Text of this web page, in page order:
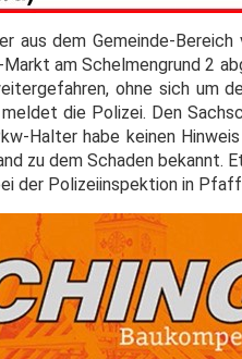
aus dem Gemeinde-
am Schelmengrund 2
ohne sich um
die Polizei. Den
Halter habe keinen
zu dem Schaden bekannt.
der Polizeiinspektion in